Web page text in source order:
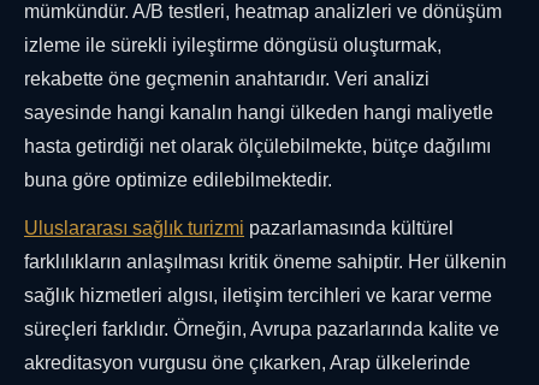
mümkündür. A/B testleri, heatmap analizleri ve dönüşüm
izleme ile sürekli iyileştirme döngüsü oluşturmak,
rekabette öne geçmenin anahtarıdır. Veri analizi
sayesinde hangi kanalın hangi ülkeden hangi maliyetle
hasta getirdiği net olarak ölçülebilmekte, bütçe dağılımı
buna göre optimize edilebilmektedir.
Uluslararası sağlık turizmi pazarlamasında kültürel
farklılıkların anlaşılması kritik öneme sahiptir. Her ülkenin
sağlık hizmetleri algısı, iletişim tercihleri ve karar verme
süreçleri farklıdır. Örneğin, Avrupa pazarlarında kalite ve
akreditasyon vurgusu öne çıkarken, Arap ülkelerinde